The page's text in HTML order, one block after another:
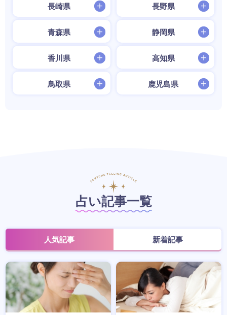
長崎県 長野県
青森県 静岡県
香川県 高知県
鳥取県 鹿児島県
占い記事一覧
人気記事 新着記事